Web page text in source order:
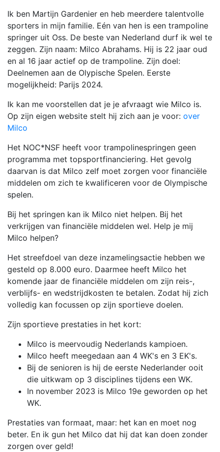
Ik ben Martijn Gardenier en heb meerdere talentvolle
sporters in mijn familie. Eén van hen is een trampoline
springer uit Oss. De beste van Nederland durf ik wel te
zeggen. Zijn naam: Milco Abrahams. Hij is 22 jaar oud
en al 16 jaar actief op de trampoline. Zijn doel:
Deelnemen aan de Olypische Spelen. Eerste
mogelijkheid: Parijs 2024.
Ik kan me voorstellen dat je je afvraagt wie Milco is.
Op zijn eigen website stelt hij zich aan je voor: over
Milco
Het NOC*NSF heeft voor trampolinespringen geen
programma met topsportfinanciering. Het gevolg
daarvan is dat Milco zelf moet zorgen voor financiële
middelen om zich te kwalificeren voor de Olympische
spelen.
Bij het springen kan ik Milco niet helpen. Bij het
verkrijgen van financiële middelen wel. Help je mij
Milco helpen?
Het streefdoel van deze inzamelingsactie hebben we
gesteld op 8.000 euro. Daarmee heeft Milco het
komende jaar de financiële middelen om zijn reis-,
verblijfs- en wedstrijdkosten te betalen. Zodat hij zich
volledig kan focussen op zijn sportieve doelen.
Zijn sportieve prestaties in het kort:
Milco is meervoudig Nederlands kampioen.
Milco heeft meegedaan aan 4 WK's en 3 EK's.
Bij de senioren is hij de eerste Nederlander ooit
die uitkwam op 3 disciplines tijdens een WK.
In november 2023 is Milco 19e geworden op het
WK.
Prestaties van formaat, maar: het kan en moet nog
beter. En ik gun het Milco dat hij dat kan doen zonder
zorgen over geld!